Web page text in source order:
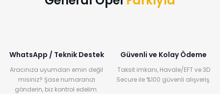
WhatsApp / Teknik Destek
Aracınıza uyumdan emin değil
misiniz? Şase numaranızı
gönderin, biz kontrol edelim.
Güvenli ve Kolay Ödeme
Taksit imkanı, Havale/EFT ve 3D
Secure ile %100 güvenli alışveriş.